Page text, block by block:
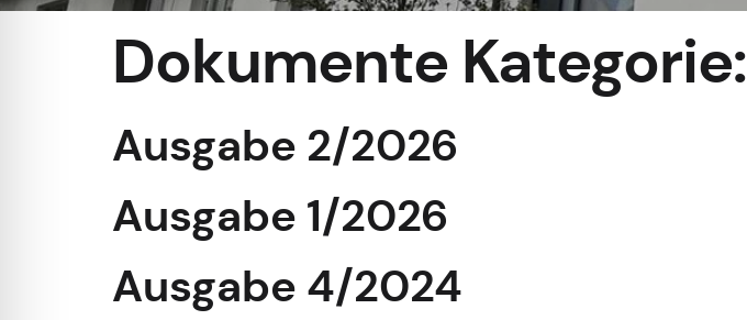
Dokumente Kategorie:
Ausgabe 2/2026
Ausgabe 1/2026
Ausgabe 4/2024